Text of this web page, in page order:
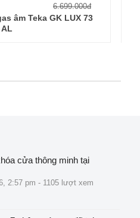
6.699.000đ
âm Teka GK LUX 73
AL
cửa thông minh tại
2:57 pm - 1105 lượt xem